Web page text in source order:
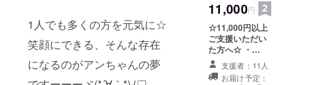
1人でも多くの方を元気に☆
笑顔にできる、そんな存在
になるのがアンちゃんの夢
メールもしくは
TwitterのDMに
てお渡しになり
ます） ・
Discordでお電
話（支援期間終
了後、お互いの
11,000円
☆11,000円以上
ご支援いただい
た方へ☆ ・
Discordでお電
話（支援期間終
了後、お互いの
支援者：11人
お届け予定：